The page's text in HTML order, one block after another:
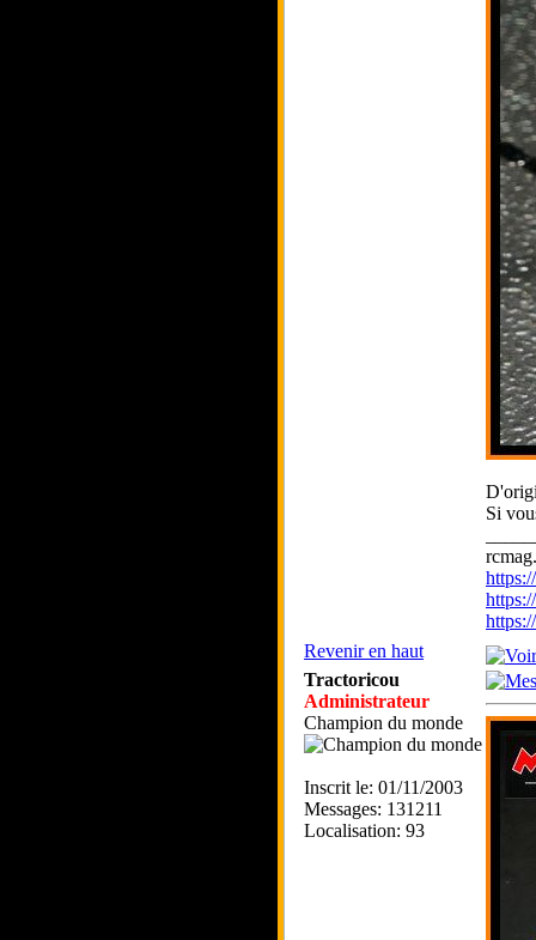
Si
Revenir en haut
Tractoricou
Administrateur
Champion du monde
Inscrit le: 01/11/2003
Messages: 131211
Localisation: 93